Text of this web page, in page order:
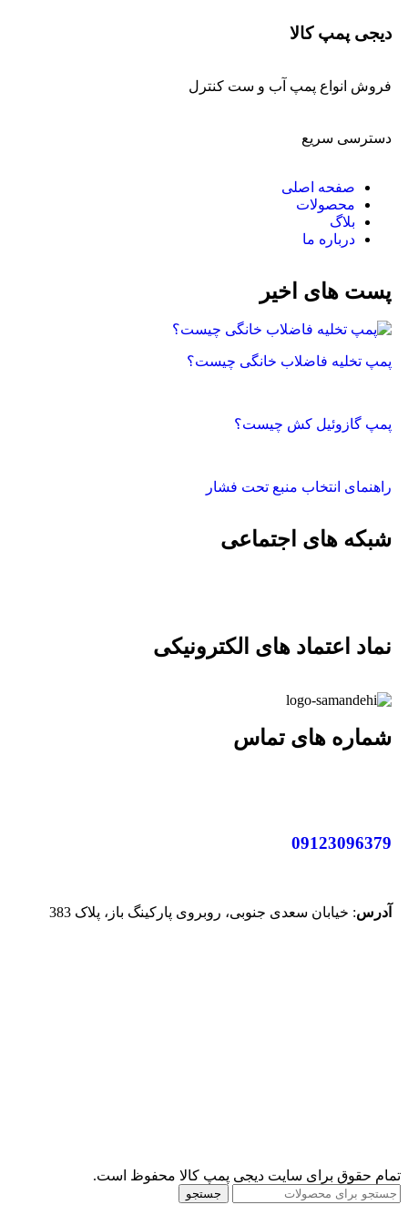
دیجی پمپ کالا
فروش انواع پمپ آب و ست کنترل
دسترسی سریع
صفحه اصلی
محصولات
بلاگ
درباره ما
پست های اخیر
پمپ تخلیه فاضلاب خانگی چیست؟
پمپ گازوئیل کش چیست؟
راهنمای انتخاب منبع تحت فشار
شبکه های اجتماعی
نماد اعتماد های الکترونیکی
شماره های تماس
09123096379
آدرس: خیابان سعدی جنوبی، روبروی پارکینگ باز، پلاک 383
تمام حقوق برای سایت دیجی پمپ کالا محفوظ است.
جستجو